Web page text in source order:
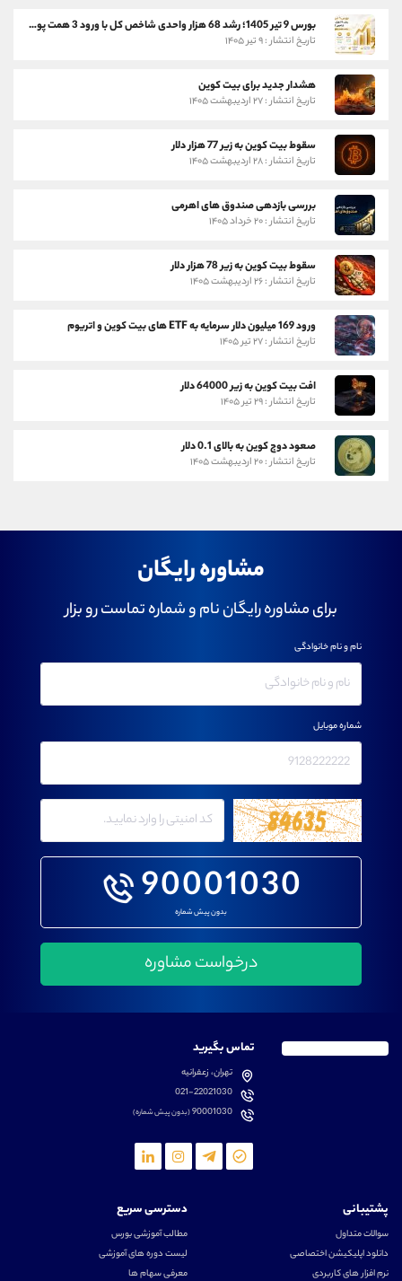
بورس 9 تیر 1405؛ رشد 68 هزار واحدی شاخص کل با ورود 3 همت پول حقیقی
تاریخ انتشار : ۹ تیر ۱۴۰۵
هشدار جدید برای بیت کوین
تاریخ انتشار : ۲۷ اردیبهشت ۱۴۰۵
سقوط بیت کوین به زیر 77 هزار دلار
تاریخ انتشار : ۲۸ اردیبهشت ۱۴۰۵
بررسی بازدهی صندوق های اهرمی
تاریخ انتشار : ۲۰ خرداد ۱۴۰۵
سقوط بیت کوین به زیر 78 هزار دلار
تاریخ انتشار : ۲۶ اردیبهشت ۱۴۰۵
ورود 169 میلیون دلار سرمایه به ETF های بیت کوین و اتریوم
تاریخ انتشار : ۲۷ تیر ۱۴۰۵
افت بیت کوین به زیر 64000 دلار
تاریخ انتشار : ۲۹ تیر ۱۴۰۵
صعود دوج کوین به بالای 0.1 دلار
تاریخ انتشار : ۲۰ اردیبهشت ۱۴۰۵
مشاوره رایگان
برای مشاوره رایگان نام و شماره تماست رو بزار
90001030
بدون پیش شماره
نام و نام خانوادگی
شماره موبایل
تماس بگیرید
تهران، زعفرانیه
021-22021030
90001030(بدون پیش شماره)
پشتیبانی
سوالات متداول
دانلود اپلیکیشن اختصاصی
نرم افزار های کاربردی
دسترسی سریع
مطالب آموزشی بورس
لیست دوره های آموزشی
معرفی سهام ها